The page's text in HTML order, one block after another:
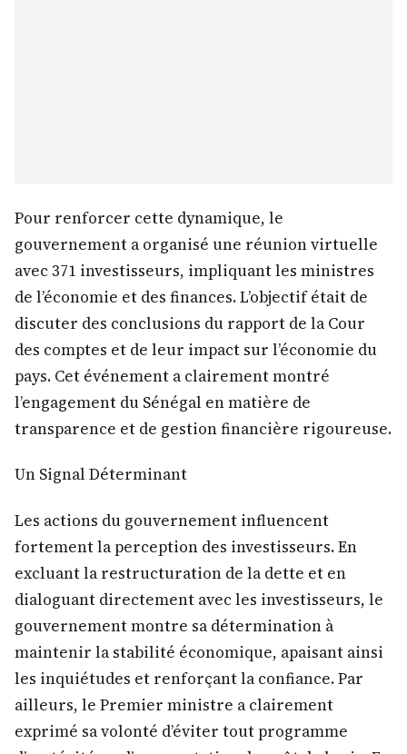
Pour renforcer cette dynamique, le
gouvernement a organisé une réunion virtuelle
avec 371 investisseurs, impliquant les ministres
de l’économie et des finances. L’objectif était de
discuter des conclusions du rapport de la Cour
des comptes et de leur impact sur l’économie du
pays. Cet événement a clairement montré
l’engagement du Sénégal en matière de
transparence et de gestion financière rigoureuse.
Un Signal Déterminant
Les actions du gouvernement influencent
fortement la perception des investisseurs. En
excluant la restructuration de la dette et en
dialoguant directement avec les investisseurs, le
gouvernement montre sa détermination à
maintenir la stabilité économique, apaisant ainsi
les inquiétudes et renforçant la confiance. Par
ailleurs, le Premier ministre a clairement
exprimé sa volonté d’éviter tout programme